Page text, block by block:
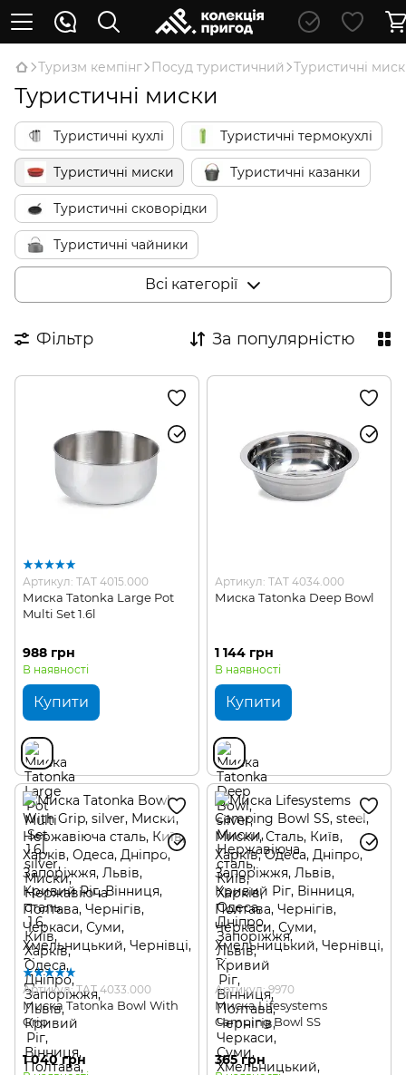
Туризм кемпінг Посуд туристичний Туристичні
Туристичні миски
Туристичні кухлі Туристичні термокухлі
Туристичні миски Туристичні казанки
Туристичні сковорідки
Туристичні чайники
Туристичні кавоварки
Туристичні столові прибори
Туристичні келихи для вина
Туристичні фляги та пляшки для води
Туристичні набори для пікніка
Туристичні аксесуари для посуду
Всі категорії
Фільтр За популярністю
Артикул: TAT 4015.000
Миска Tatonka Large Pot
Multi Set 1.6l
988 грн
В наявності
Купити
Артикул: TAT 4034.000
Миска Tatonka Deep Bowl
1 144 грн
В наявності
Купити
Артикул: TAT 4033.000
Миска Tatonka Bowl With
Grip
1 040 грн
Артикул: 9970
Миска Lifesystems
Camping Bowl SS
365 грн